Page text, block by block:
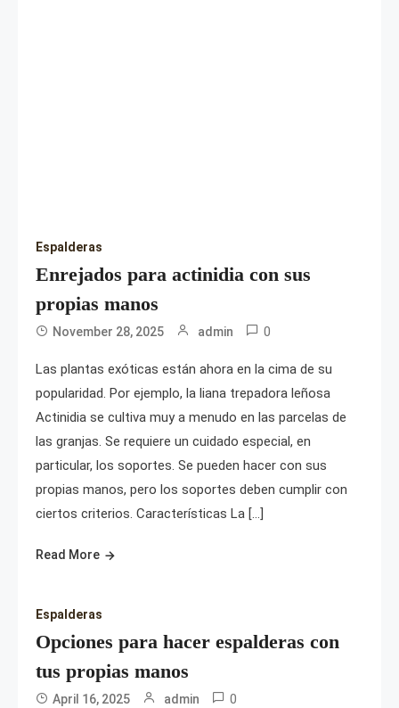
Espalderas
Enrejados para actinidia con sus
propias manos
November 28, 2025 admin 0
Las plantas exóticas están ahora en la cima de su
popularidad. Por ejemplo, la liana trepadora leñosa
Actinidia se cultiva muy a menudo en las parcelas de
las granjas. Se requiere un cuidado especial, en
particular, los soportes. Se pueden hacer con sus
propias manos, pero los soportes deben cumplir con
ciertos criterios. Características La […]
Read More
Espalderas
Opciones para hacer espalderas con
tus propias manos
April 16, 2025 admin 0